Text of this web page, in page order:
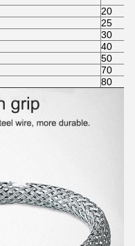
20
25
30
40
50
70
80